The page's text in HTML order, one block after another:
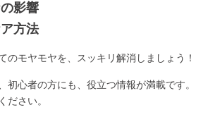
影響
方法
のモヤモヤを、スッキリ解消しましょう！
初心者の方にも、役立つ情報が満載です。
ださい。